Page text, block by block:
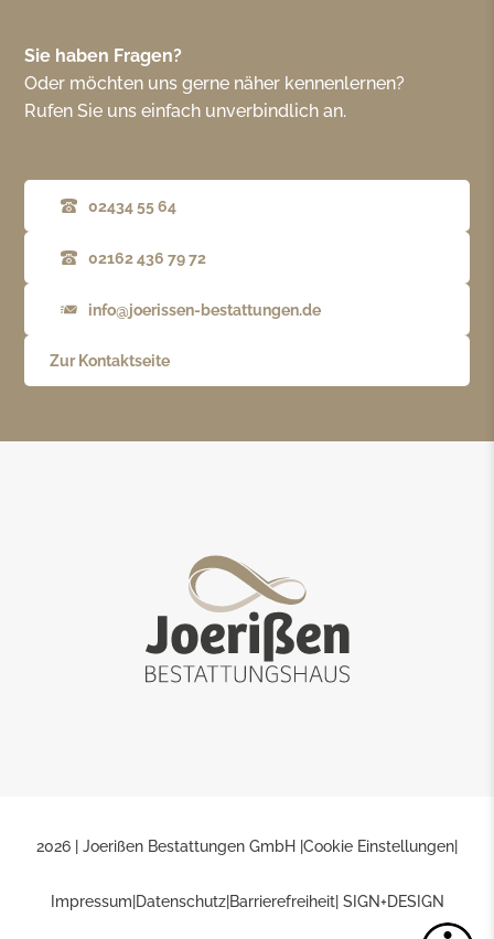
Sie haben Fragen?
Oder möchten uns gerne näher kennenlernen?
Rufen Sie uns einfach unverbindlich an.
02434 55 64
02162 436 79 72
info@joerissen-bestattungen.de
Zur Kontaktseite
2026 | Joerißen Bestattungen GmbH | Cookie Einstellungen
Impressum Datenschutz| Barrierefreiheit| SIGN+DESIGN